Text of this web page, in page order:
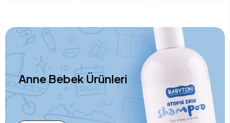
Anne Bebek Ürünleri